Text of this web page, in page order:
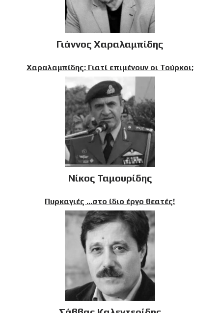
Γιάννος Χαραλαμπίδης
Χαραλαμπίδης: Γιατί επιμένουν οι Τούρκοι;
Νίκος Ταμουρίδης
Πυρκαγιές …στο ίδιο έργο θεατές!